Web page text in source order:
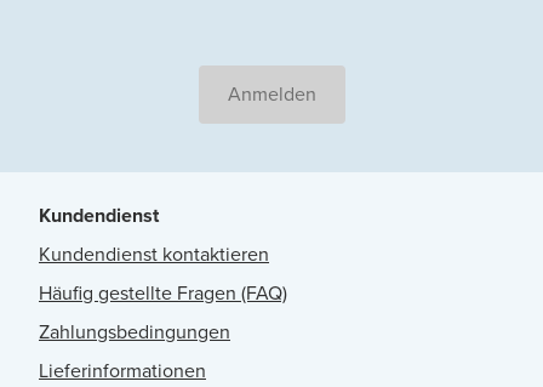
Anmelden
Kundendienst
Kundendienst kontaktieren
Häufig gestellte Fragen (FAQ)
Zahlungsbedingungen
Lieferinformationen